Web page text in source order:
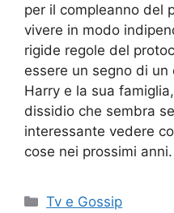
per il compleanno del
vivere in modo
rigide regole del
essere un segno di
Harry e la sua
dissidio che sembra
interessante vedere
cose nei prossimi anni.
Categorie
Tv e Gossip